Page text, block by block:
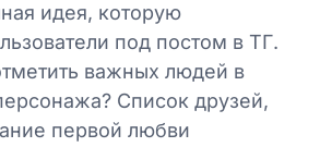
идея, которую
под постом в ТГ.
важных людей в
Список друзей,
первой любви